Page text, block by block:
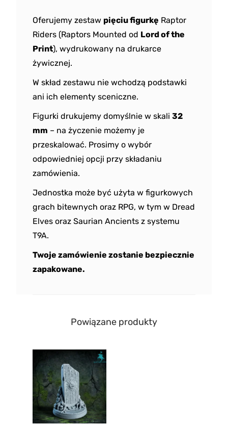
Oferujemy zestaw pięciu figurkę Raptor
Riders (Raptors Mounted od Lord of the
Print), wydrukowany na drukarce
żywicznej.
W skład zestawu nie wchodzą podstawki
ani ich elementy sceniczne.
Figurki drukujemy domyślnie w skali 32
mm – na życzenie możemy je
przeskalować. Prosimy o wybór
odpowiedniej opcji przy składaniu
zamówienia.
Jednostka może być użyta w figurkowych
grach bitewnych oraz RPG, w tym w Dread
Elves oraz Saurian Ancients z systemu
T9A.
Twoje zamówienie zostanie bezpiecznie
zapakowane.
Powiązane produkty